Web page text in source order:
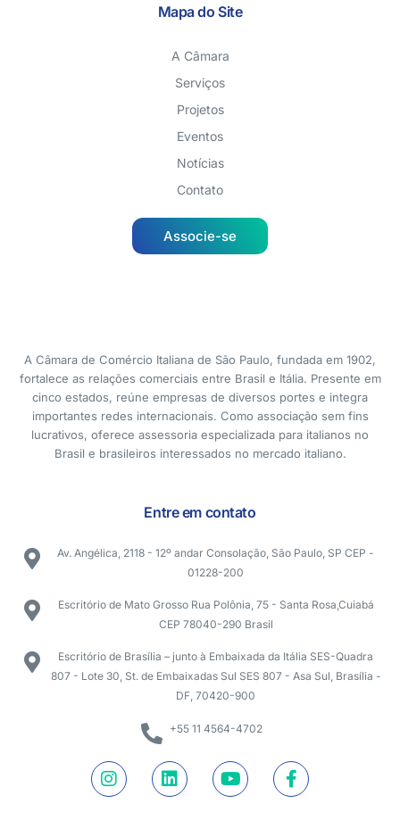
Mapa do Site
A Câmara
Serviços
Projetos
Eventos
Notícias
Contato
Associe-se
A Câmara de Comércio Italiana de São Paulo, fundada em 1902,
fortalece as relações comerciais entre Brasil e Itália. Presente em
cinco estados, reúne empresas de diversos portes e integra
importantes redes internacionais. Como associação sem fins
lucrativos, oferece assessoria especializada para italianos no
Brasil e brasileiros interessados no mercado italiano.
Entre em contato
Av. Angélica, 2118 - 12º andar Consolação, São Paulo, SP CEP -
01228-200
Escritório de Mato Grosso Rua Polônia, 75 - Santa Rosa,Cuiabá
CEP 78040-290 Brasil
Escritório de Brasília – junto à Embaixada da Itália SES-Quadra
807 - Lote 30, St. de Embaixadas Sul SES 807 - Asa Sul, Brasília -
DF, 70420-900
+55 11 4564-4702